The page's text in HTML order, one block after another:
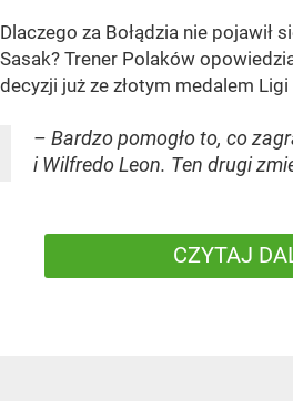
Dlaczego za Bołądzia nie pojawił
Sasak? Trener Polaków
decyzji już ze złotym medalem
– Bardzo pomogło to, co
i Wilfredo Leon. Ten drugi
CZYTAJ